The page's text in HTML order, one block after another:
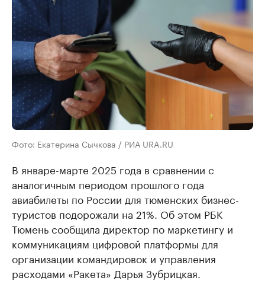
Фото: Екатерина Сычкова / РИА URA.RU
В январе-марте 2025 года в сравнении с
аналогичным периодом прошлого года
авиабилеты по России для тюменских бизнес-
туристов подорожали на 21%. Об этом РБК
Тюмень сообщила директор по маркетингу и
коммуникациям цифровой платформы для
организации командировок и управления
расходами «Ракета» Дарья Зубрицкая.